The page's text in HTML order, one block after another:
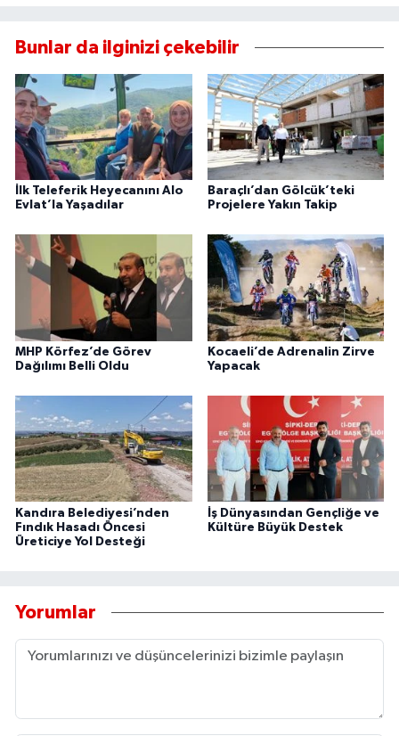
Bunlar da ilginizi çekebilir
İlk Teleferik Heyecanını Alo
Evlat’la Yaşadılar
Baraçlı’dan Gölcük’teki
Projelere Yakın Takip
MHP Körfez’de Görev
Dağılımı Belli Oldu
Kocaeli’de Adrenalin Zirve
Yapacak
Kandıra Belediyesi’nden
Fındık Hasadı Öncesi
Üreticiye Yol Desteği
İş Dünyasından Gençliğe ve
Kültüre Büyük Destek
Yorumlar